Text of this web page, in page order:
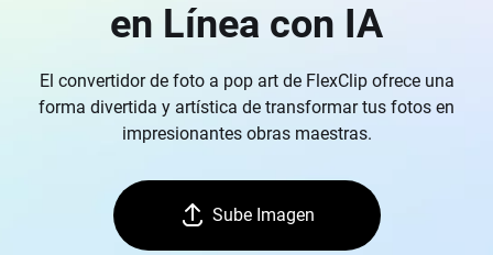
en Línea con IA
El convertidor de foto a pop art de FlexClip ofrece una
forma divertida y artística de transformar tus fotos en
impresionantes obras maestras.
Sube Imagen